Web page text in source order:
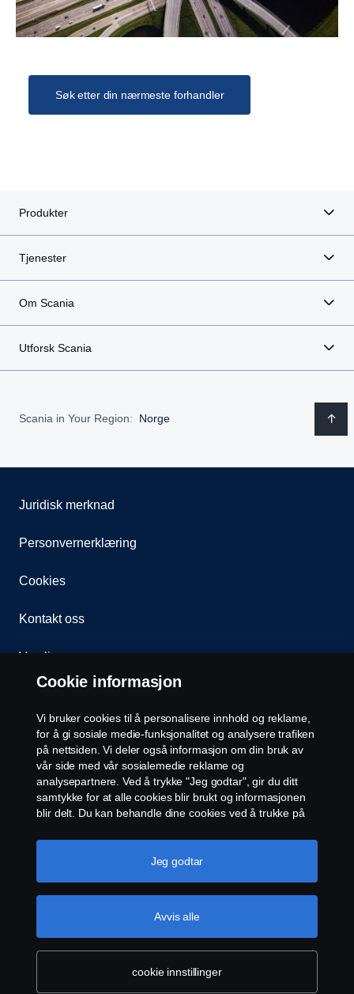
Søk etter din nærmeste forhandler
Produkter
Tjenester
Om Scania
Utforsk Scania
Scania in Your Region: Norge
Juridisk merknad
Personvernerklæring
Cookies
Kontakt oss
Varsling
Etiske retningslinjer for leverandører
Cookie-innstillinger
143 Skøyen, 0277 Oslo Telefon: 22 06 45 00 epost:
sno.info@scania.com. Fakturaadresse:
invoice.no@scania.com
Cookie informasjon
Vi bruker cookies til å personalisere innhold og reklame,
for å gi sosiale medie-funksjonalitet og analysere trafiken
på nettsiden. Vi deler også informasjon om din bruk av
vår side med vår sosialemedie reklame og
analysepartnere. Ved å trykke "Jeg godtar", gir du ditt
samtykke for at alle cookies blir brukt og informasjonen
blir delt. Du kan behandle dine cookies ved å trukke på
en mer detaljert forklaring hvordan vi bruker cookies,
vennligst besøk vår cookies-erklæring, som du finner ved
cookie innstillinger
Avvis alle
Jeg godtar